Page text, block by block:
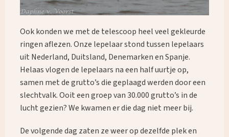
Ook konden we met de telescoop heel veel gekleurde
ringen aflezen. Onze lepelaar stond tussen lepelaars
uit Nederland, Duitsland, Denemarken en Spanje.
Helaas vlogen de lepelaars na een half uurtje op,
samen met de grutto’s die geplaagd werden door een
slechtvalk. Ooit een groep van 30.000 grutto’s in de
lucht gezien? We kwamen er die dag niet meer bij.
De volgende dag zaten ze weer op dezelfde plek en